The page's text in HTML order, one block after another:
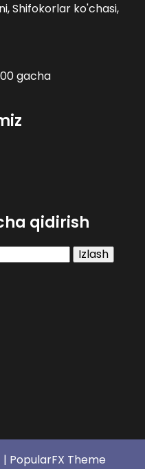
Shifokorlar ko'chasi,
gacha
qidirish
| PopularFX Theme